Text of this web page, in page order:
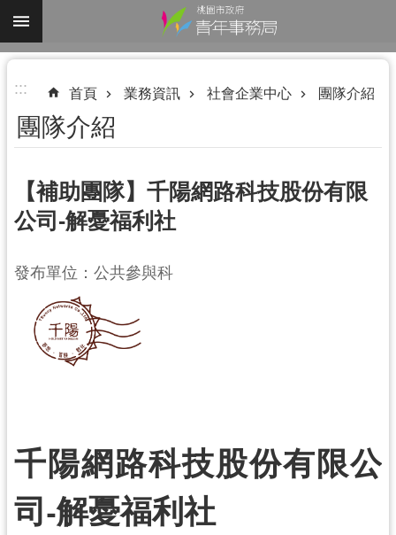
跳到主要內容區塊
進
階
搜
尋
認
我
息
告
::: 首頁 業務資訊 社會企業中心 團隊介紹
團隊介紹
【補助團隊】千陽網路科技股份有限
公司-解憂福利社
發布單位：公共參與科
千陽網路科技股份有限公
司-解憂福利社